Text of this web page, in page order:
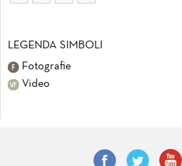
LEGENDA SIMBOLI
Fotografie
Video